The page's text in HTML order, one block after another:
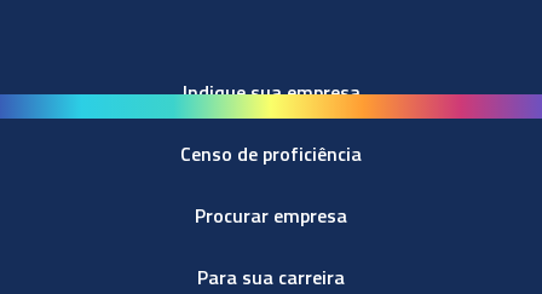
Indique sua empresa
Censo de proficiência
Procurar empresa
Para sua carreira